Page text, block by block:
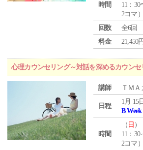
時間
11：30
2コマ）
回数
全6回
料金
21,450
心理カウンセリング～対話を深めるカウン
講師 ＴＭ
日程
1月 15
B Week
時間
（ 日 ）
11：30
2コマ）